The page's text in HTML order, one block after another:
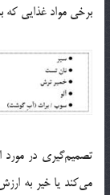
برخی مواد غذایی
تصمیم‌گیری در
می‌کند یا خیر به